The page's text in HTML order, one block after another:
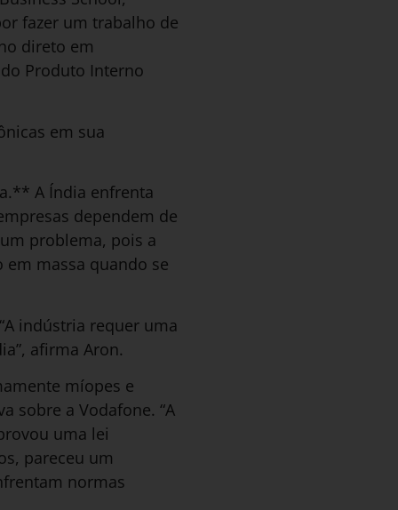
fazer um trabalho de
direto em
Produto Interno
em sua
A Índia enfrenta
dependem de
problema, pois a
massa quando se
indústria requer uma
afirma Aron.
míopes e
sobre a Vodafone. “A
uma lei
pareceu um
normas